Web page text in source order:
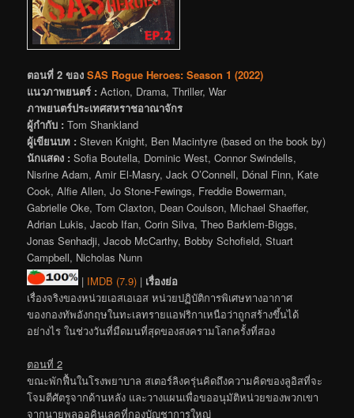
ตอนที่ 2 ของ SAS Rogue Heroes: Season 1 (2022)
แนวภาพยนตร์ : Action, Drama, Thriller, War
ภาพยนตร์ประเทศสหราชอาณาจักร
ผู้กำกับ : Tom Shankland
ผู้เขียนบท : Steven Knight, Ben Macintyre (based on the book by)
นักแสดง : Sofia Boutella, Dominic West, Connor Swindells,
Nisrine Adam, Amir El-Masry, Jack O’Connell, Dónal Finn, Kate
Cook, Alfie Allen, Jo Stone-Fewings, Freddie Bowerman,
Gabrielle Oke, Tom Claxton, Dean Coulson, Michael Shaeffer,
Adrian Lukis, Jacob Ifan, Corin Silva, Theo Barklem-Biggs,
Jonas Senhadji, Jacob McCarthy, Bobby Schofield, Stuart
Campbell, Nicholas Nunn
| IMDB (7.9) | เรื่องย่อ
เรื่องจริงของหน่วยเอสเอเอส หน่วยปฏิบัติการพิเศษทางอากาศ
ของกองทัพอังกฤษในทะเลทรายแอฟริกาเหนือว่าถูกสร้างขึ้นได้
อย่างไร ในช่วงวันที่มืดมนที่สุดของสงครามโลกครั้งที่สอง
ตอนที่ 2
ขณะพักฟื้นในโรงพยาบาล สเตอร์ลิงครุ่นคิดถึงความคิดของลูอิสที่จะ
โจมตีศัตรูจากด้านหลัง และวางแผนเพื่อขออนุมัติหน่วยของพวกเขา
จากนายพลออคินเลคที่กองบัญชาการใหญ่